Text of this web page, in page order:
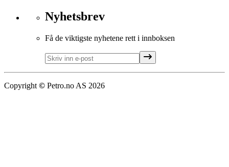
Nyhetsbrev
Få de viktigste nyhetene rett i innboksen
Copyright © Petro.no AS 2026